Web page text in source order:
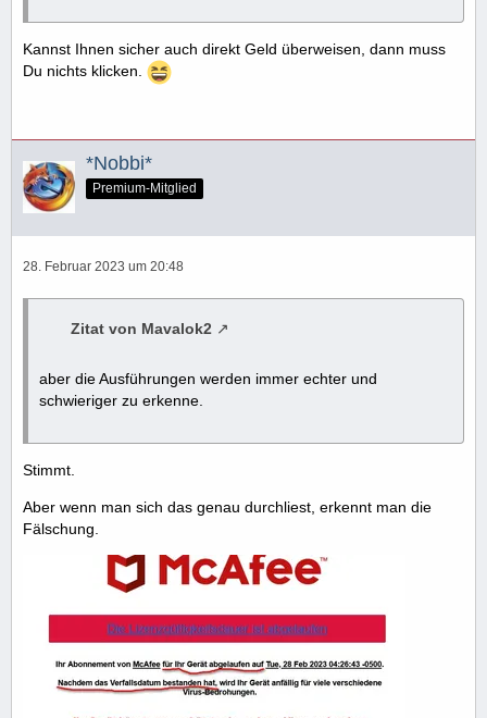
Kannst Ihnen sicher auch direkt Geld überweisen, dann muss
Du nichts klicken.
*Nobbi*
Premium-Mitglied
28. Februar 2023 um 20:48
Zitat von Mavalok2
aber die Ausführungen werden immer echter und
schwieriger zu erkenne.
Stimmt.
Aber wenn man sich das genau durchliest, erkennt man die
Fälschung.